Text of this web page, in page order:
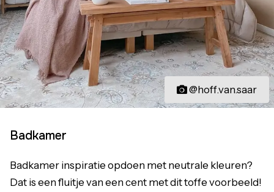
@hoff.van.saar
Badkamer
Badkamer inspiratie opdoen met neutrale kleuren?
Dat is een fluitje van een cent met dit toffe voorbeeld!